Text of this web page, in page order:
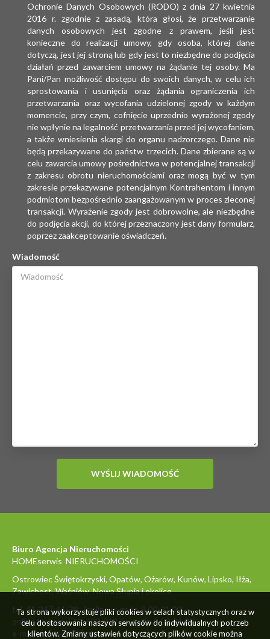
Ochronie Danych Osobowych (RODO) z dnia 27 kwietnia
2016 r. zgodnie z zasadą, która głosi, że przetwarzanie
danych osobowych jest zgodne z prawem, jeśli jest
konieczne do realizacji umowy, gdy osoba, której dane
dotyczą, jest jej stroną lub gdy jest to niezbędne do podjęcia
działań przed zawarciem umowy na żądanie tej osoby. Ma
Pani/Pan możliwość dostępu do swoich danych, w celu ich
sprostowania i usunięcia oraz żądania ograniczenia ich
przetwarzania oraz wycofania udzielonej zgody w każdym
momencie, przy czym, cofnięcie uprzednio wyrażonej zgody
nie wpłynie na legalność przetwarzania przed jej wycofaniem,
a także wniesienia skargi do organu nadzorczego. Dane nie
będą przekazywane do państw trzecich. Dane zbierane są w
celu zawarcia umowy pośrednictwa w potencjalnej transakcji
z zakresu obrotu nieruchomościami oraz mogą być w tym
zakresie przekazywane potencjalnym Kontrahentom i innym
podmiotom bezpośrednio zaangażowanym w proces zleconej
transakcji. Wyrażenie zgody jest dobrowolne, ale niezbędne
do podjęcia akcji, do której przeznaczony jest dany formularz,
poprzez zaakceptowanie oświadczeń.
Wiadomość
Biuro Agencja Nieruchomości
HOMEserwis NIERUCHOMOŚCI
Ostrowiec Świętokrzyski, Opatów, Ożarów, Kunów, Lipsko, Iłża,
Zawichost, Waśniów, Nowa Słupia i okolice
tel. 41-247-61-38 (online w godz. 8.00-21.00)
online tel.kom. 512-600-012 (w godz. 8.00-21.00)
e-mail: oferty@977.pl
Ta strona wykorzystuje pliki cookies w celach statystycznych oraz w
celu dostosowania naszych serwisów do indywidualnych potrzeb
klientów. Zmiany ustawień dotyczących plików cookie można